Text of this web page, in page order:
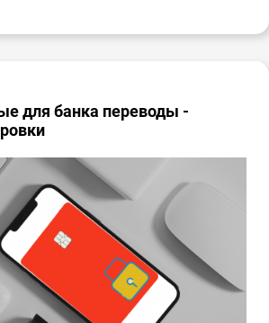
для банка переводы -